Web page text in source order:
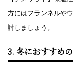
方にはフランネルや
討しましょう。
3. 冬におすすめ